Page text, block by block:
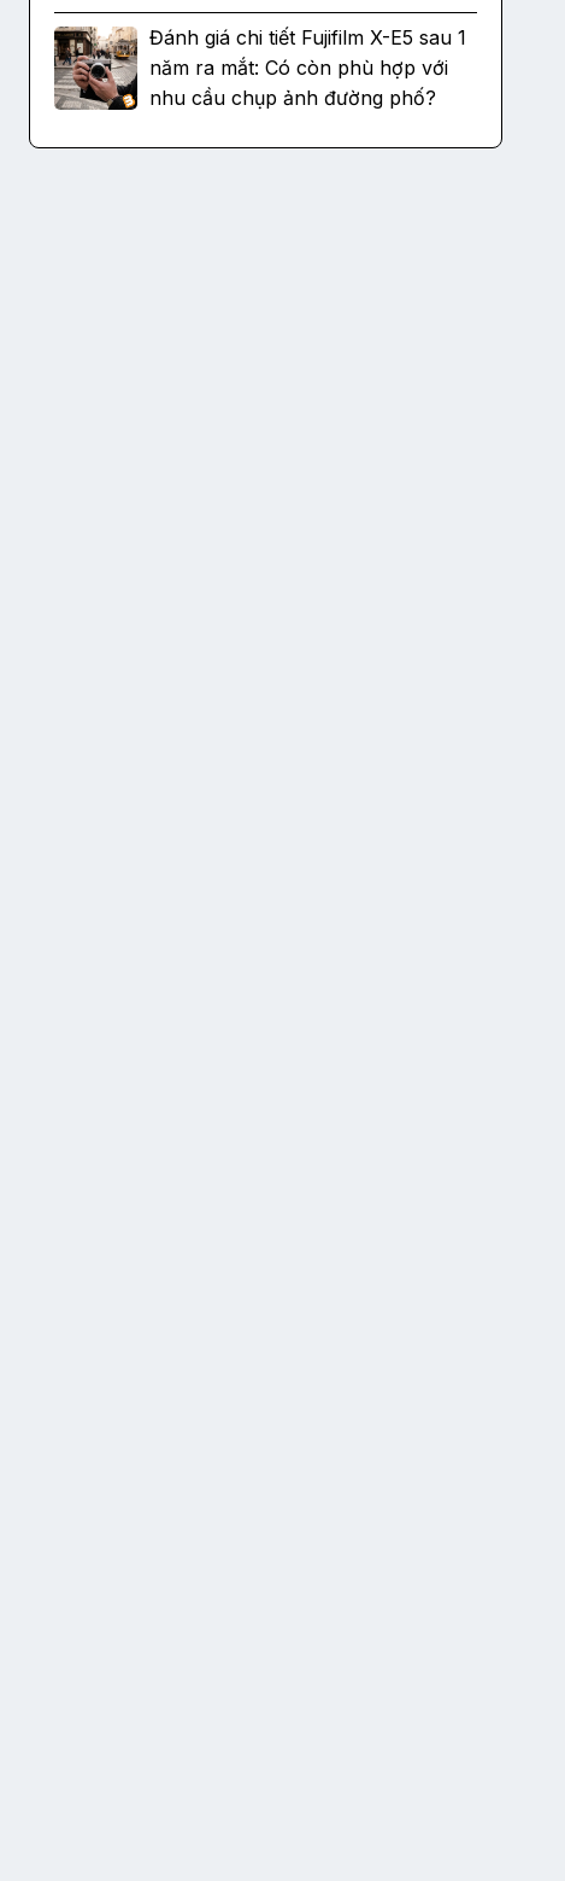
Đánh giá chi tiết Fujifilm X-E5 sau 1
năm ra mắt: Có còn phù hợp với
nhu cầu chụp ảnh đường phố?